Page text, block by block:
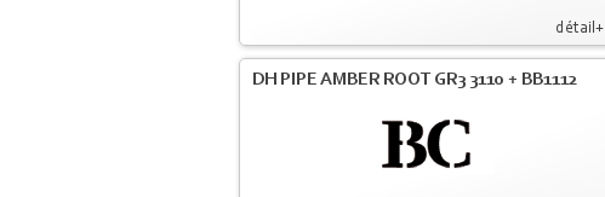
détail+
DH PIPE AMBER ROOT GR3 3110 + BB1112